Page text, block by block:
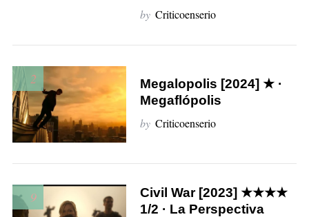
by Criticoenserio
2
Megalopolis [2024] ★ ·
Megaflópolis
by Criticoenserio
9
Civil War [2023] ★★★★
1/2 · La Perspectiva